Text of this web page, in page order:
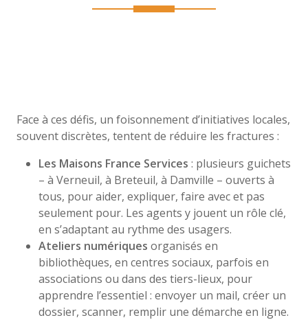
Face à ces défis, un foisonnement d’initiatives locales,
souvent discrètes, tentent de réduire les fractures :
Les Maisons France Services : plusieurs guichets
– à Verneuil, à Breteuil, à Damville – ouverts à
tous, pour aider, expliquer, faire avec et pas
seulement pour. Les agents y jouent un rôle clé,
en s’adaptant au rythme des usagers.
Ateliers numériques organisés en
bibliothèques, en centres sociaux, parfois en
associations ou dans des tiers-lieux, pour
apprendre l’essentiel : envoyer un mail, créer un
dossier, scanner, remplir une démarche en ligne.